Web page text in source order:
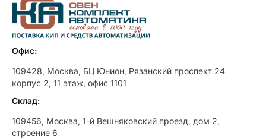
Офис:
109428, Москва, БЦ Юнион, Рязанский проспект 24
корпус 2, 11 этаж, офис 1101
Склад:
109456, Москва, 1-й Вешняковский проезд, дом 2,
строение 6